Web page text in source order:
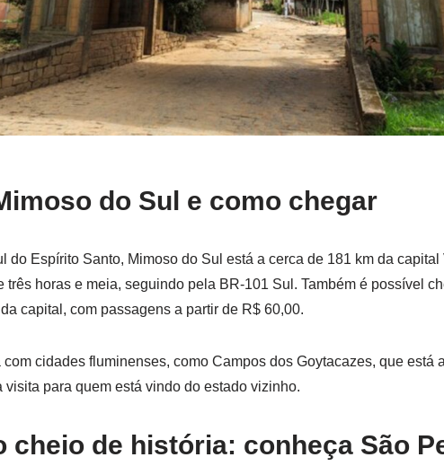
do Sul e como chegar
do Espírito Santo, Mimoso do Sul está a cerca de 181 km da capital
três horas e meia, seguindo pela BR-101 Sul. Também é possível
capital, com passagens a partir de R$ 60,00.
cidades fluminenses, como Campos dos Goytacazes, que está
para quem está vindo do estado vizinho.
cheio de história: conheça São